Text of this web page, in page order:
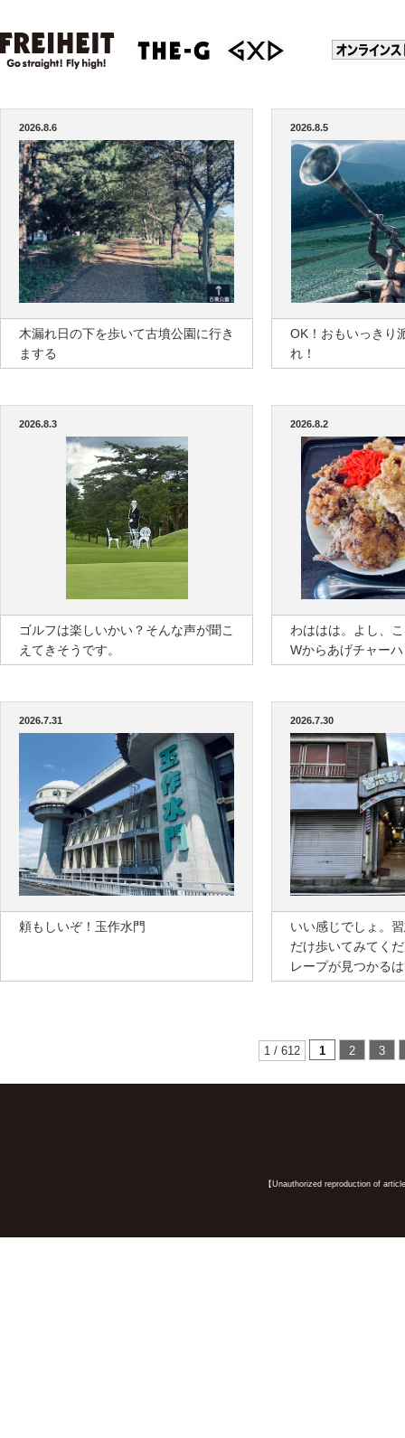
2026.8.6
木漏れ日の下を歩いて古墳公園に行き
まする
2026.8.5
OK！おもいっきり
れ！
2026.8.3
ゴルフは楽しいかい？そんな声が聞こ
えてきそうです。
2026.8.2
わははは。よし、
Wからあげチャー
2026.7.31
頼もしいぞ！玉作水門
2026.7.30
いい感じでしょ。
だけ歩いてみてく
レープが見つかる
1 / 612 1 2 3
【Unauthorized reproduction of